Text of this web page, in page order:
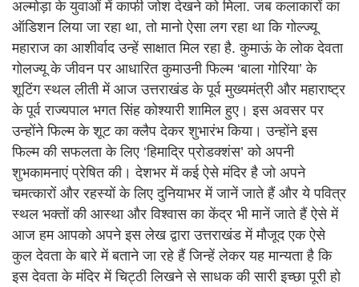
अल्मोड़ा के युवाओं में काफी जोश देखने को मिला. जब कलाकारों का
ऑडिशन लिया जा रहा था, तो मानो ऐसा लग रहा था कि गोल्ज्यू
महाराज का आशीर्वाद उन्हें साक्षात मिल रहा है. कुमाऊं के लोक देवता
गोलज्यू के जीवन पर आधारित कुमाउनी फिल्म ‘बाला गोरिया’ के
शूटिंग स्थल लीती में आज उत्तराखंड के पूर्व मुख्यमंत्री और महाराष्ट्र
के पूर्व राज्यपाल भगत सिंह कोश्यारी शामिल हुए। इस अवसर पर
उन्होंने फिल्म के शूट का क्लैप देकर शुभारंभ किया। उन्होंने इस
फिल्म की सफलता के लिए ‘हिमाद्रि प्रोडक्शंस’ को अपनी
शुभकामनाएं प्रेषित की। देशभर में कई ऐसे मंदिर है जो अपने
चमत्कारों और रहस्यों के लिए दुनियाभर में जानें जाते हैं और ये पवित्र
स्थल भक्तों की आस्था और विश्वास का केंद्र भी मानें जाते हैं ऐसे में
आज हम आपको अपने इस लेख द्वारा उत्तराखंड में मौजूद एक ऐसे
कुल देवता के बारे में बताने जा रहे हैं जिन्हें लेकर यह मान्यता है कि
इस देवता के मंदिर में चिट्ठी लिखने से साधक की सारी इच्छा पूरी हो